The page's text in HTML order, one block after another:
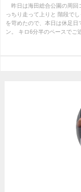
昨日は海田総合公園の周回
っちり走って上りと 階段でし
を苛めたので、本日は休足日
ン。 キロ6分半のペースでご